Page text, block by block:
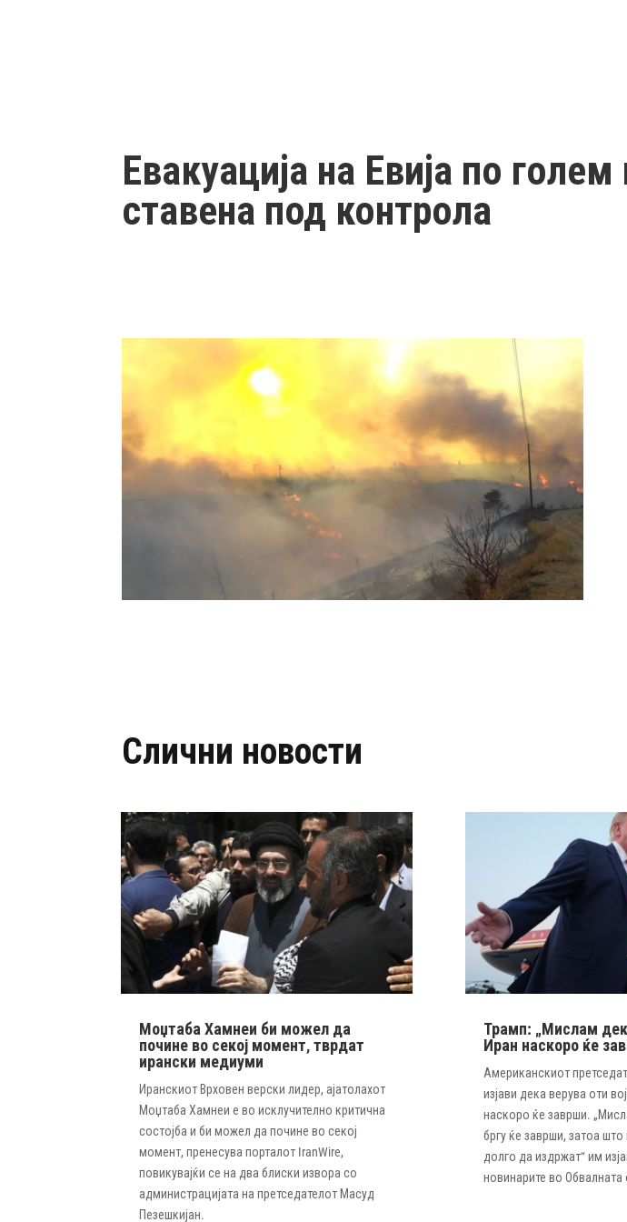
Евакуација на Евија по
ставена под контрола
Слични новости
Моџтаба Хамнеи би можел да
почине во секој момент, тврдат
ирански медиуми
Иранскиот Врховен верски лидер, ајатолахот
Моџтаба Хамнеи е во исклучително критична
состојба и би можел да почине во секој
момент, пренесува порталот IranWire,
повикувајќи се на два блиски извора со
администрацијата на претседателот Масуд
Пезешкијан.
Трамп: „Мислам
Иран наскоро ќе
Американскиот
изјави дека верува оти
наскоро ќе заврши.
бргу ќе заврши, затоа
долго да издржат“ им
новинарите во Обвалната